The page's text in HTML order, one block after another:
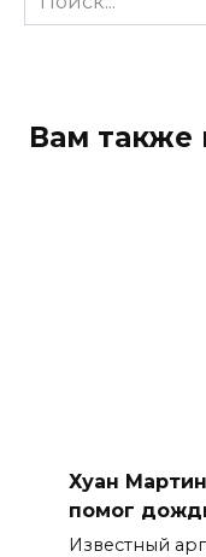
for:
Вам также
Хуан
помог
Известный